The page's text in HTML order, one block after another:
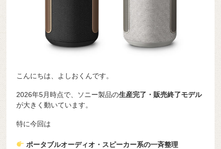
こんにちは、よしおくんです。
2026年5月時点で、ソニー製品の生産完了・販売終了モデル
が大きく動いています。
特に今回は
ポータブルオーディオ・スピーカー系の一斉整理